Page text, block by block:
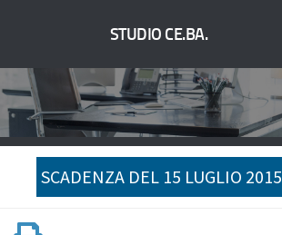
STUDIO CE.BA.
SCADENZA DEL 15 LUGLIO 2015